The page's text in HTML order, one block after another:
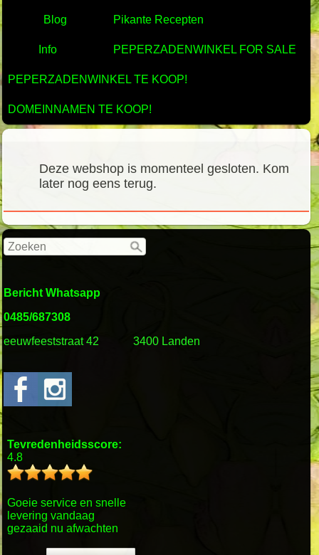
Blog Pikante Recepten
Info PEPERZADENWINKEL FOR SALE
PEPERZADENWINKEL TE KOOP!
DOMEINNAMEN TE KOOP!
Bericht Whatsapp
0485/687308
eeuwfeeststraat 42 3400 Landen
Tevredenheidsscore:
4.8
Goeie service en snelle
levering vandaag
gezaaid nu afwachten
Deze webshop is momenteel gesloten. Kom
later nog eens terug.